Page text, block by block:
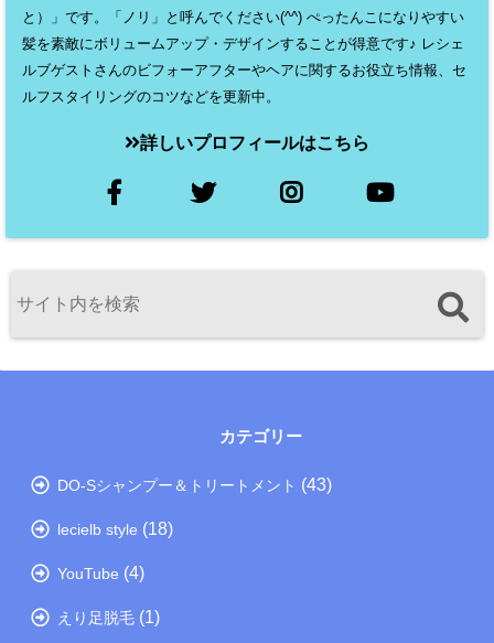
と）」です。「ノリ」と呼んでください(^^) ぺったんこになりやすい
髪を素敵にボリュームアップ・デザインすることが得意です♪ レシェ
ルブゲストさんのビフォーアフターやヘアに関するお役立ち情報、セ
ルフスタイリングのコツなどを更新中。
詳しいプロフィールはこちら
カテゴリー
DO-Sシャンプー＆トリートメント (43)
lecielb style (18)
YouTube (4)
えり足脱毛 (1)